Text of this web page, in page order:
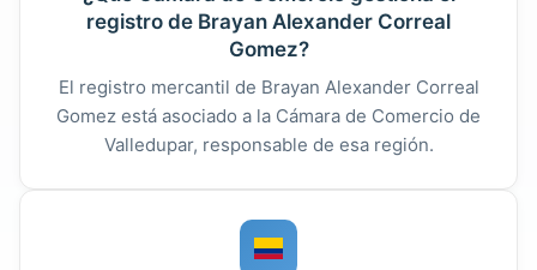
registro de Brayan Alexander Correal
Gomez?
El registro mercantil de Brayan Alexander Correal
Gomez está asociado a la Cámara de Comercio de
Valledupar, responsable de esa región.